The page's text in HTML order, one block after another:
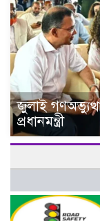
জুলাই
প্রধানমন্ত্রী